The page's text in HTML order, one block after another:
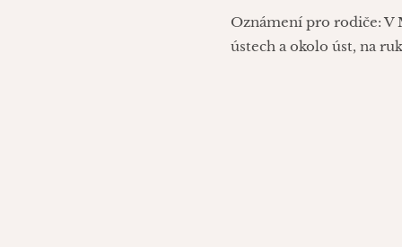
Oznámení pro rodiče: V
ústech a okolo úst, na